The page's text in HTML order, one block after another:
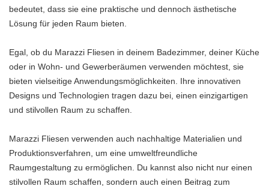
bedeutet, dass sie eine praktische und dennoch ästhetische
Lösung für jeden Raum bieten.
Egal, ob du Marazzi Fliesen in deinem Badezimmer, deiner Küche
oder in Wohn- und Gewerberäumen verwenden möchtest, sie
bieten vielseitige Anwendungsmöglichkeiten. Ihre innovativen
Designs und Technologien tragen dazu bei, einen einzigartigen
und stilvollen Raum zu schaffen.
Marazzi Fliesen verwenden auch nachhaltige Materialien und
Produktionsverfahren, um eine umweltfreundliche
Raumgestaltung zu ermöglichen. Du kannst also nicht nur einen
stilvollen Raum schaffen, sondern auch einen Beitrag zum